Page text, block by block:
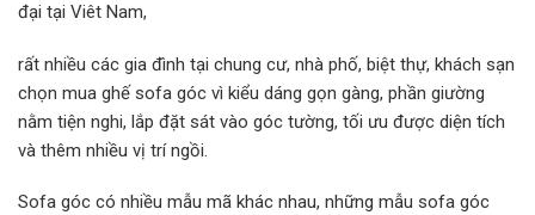
đại tại Viêt Nam,
rất nhiều các gia đình tại chung cư, nhà phố, biệt thự, khách sạn
chọn mua ghế sofa góc vì kiểu dáng gọn gàng, phần giường
nằm tiện nghi, lắp đặt sát vào góc tường, tối ưu được diện tích
và thêm nhiều vị trí ngồi.
Sofa góc có nhiều mẫu mã khác nhau, những mẫu sofa góc